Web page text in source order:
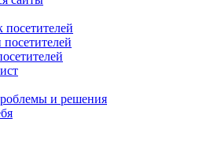
посетителей
и решения